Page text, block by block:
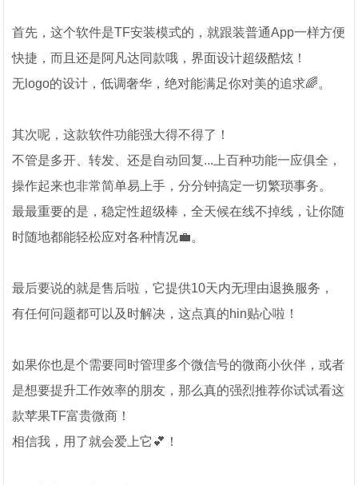
首先，这个软件是TF安装模式的，就跟装普通App一样方便
快捷，而且还是阿凡达同款哦，界面设计超级酷炫！
无logo的设计，低调奢华，绝对能满足你对美的追求🌈。
其次呢，这款软件功能强大得不得了！
不管是多开、转发、还是自动回复...上百种功能一应俱全，
操作起来也非常简单易上手，分分钟搞定一切繁琐事务。
最最重要的是，稳定性超级棒，全天候在线不掉线，让你随
时随地都能轻松应对各种情况💼。
最后要说的就是售后啦，它提供10天内无理由退换服务，
有任何问题都可以及时解决，这点真的hin贴心啦！
如果你也是个需要同时管理多个微信号的微商小伙伴，或者
是想要提升工作效率的朋友，那么真的强烈推荐你试试看这
款苹果TF富贵微商！
相信我，用了就会爱上它💕！